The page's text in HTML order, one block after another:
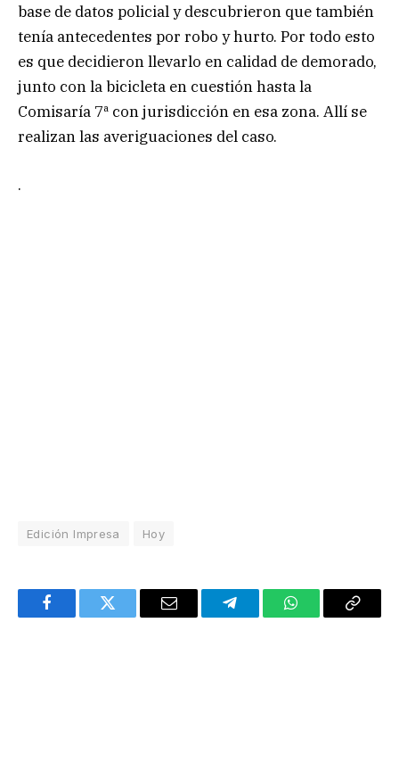
base de datos policial y descubrieron que también
tenía antecedentes por robo y hurto. Por todo esto
es que decidieron llevarlo en calidad de demorado,
junto con la bicicleta en cuestión hasta la
Comisaría 7ª con jurisdicción en esa zona. Allí se
realizan las averiguaciones del caso.
.
Edición Impresa Hoy
FacebookTwitter Email TelegramWhatsAppCopy